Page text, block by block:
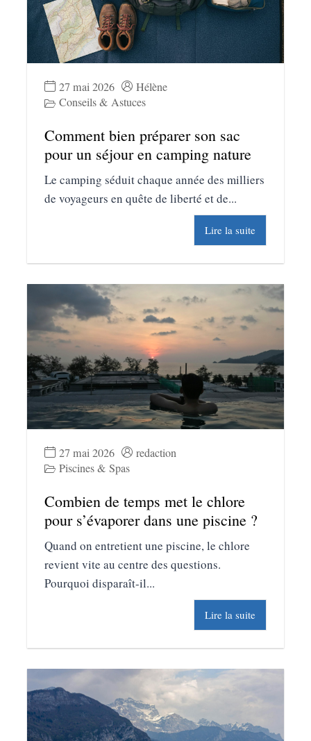
27 mai 2026
Hélène
Conseils & Astuces
Comment bien préparer son sac
pour un séjour en camping nature
Le camping séduit chaque année des milliers
de voyageurs en quête de liberté et de...
Lire la suite
27 mai 2026
redaction
Piscines & Spas
Combien de temps met le chlore
pour s’évaporer dans une piscine ?
Quand on entretient une piscine, le chlore
revient vite au centre des questions.
Pourquoi disparaît-il...
Lire la suite